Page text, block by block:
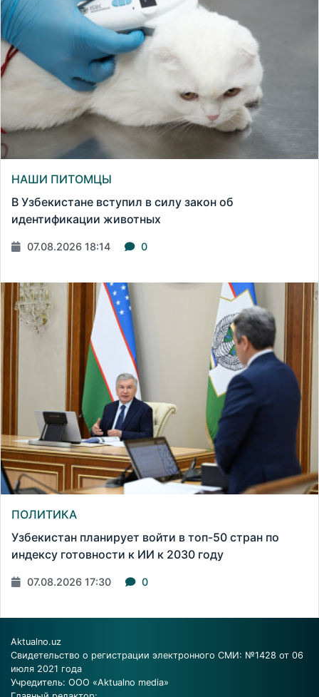
НАШИ ПИТОМЦЫ
В Узбекистане вступил в силу закон об
идентификации животных
07.08.2026 18:14 0
ПОЛИТИКА
Узбекистан планирует войти в топ-50 стран по
индексу готовности к ИИ к 2030 году
07.08.2026 17:30 0
Aktualno.uz
Свидетельство о регистрации электронного СМИ: №1428 от 06
июля 2021 года
Учредитель: ООО «Aktualno media»